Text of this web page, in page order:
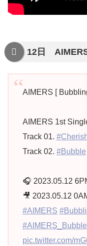
12日
AIMERS [
AIMERS 1st
Track 01.
Track 02. #Bubble
🎧 2023.05.12
🎥 2023.05.12
#AIMERS
#AIMERS_Bubble
pic.twitter.com/